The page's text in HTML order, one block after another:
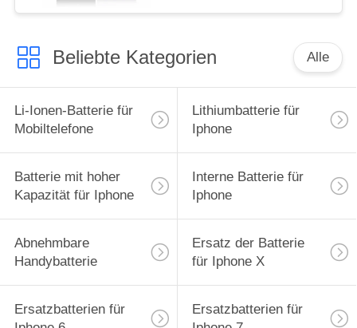
Beliebte Kategorien Alle
Li-Ionen-Batterie für
Mobiltelefone
Lithiumbatterie für
Iphone
Batterie mit hoher
Kapazität für Iphone
Interne Batterie für
Iphone
Abnehmbare
Handybatterie
Ersatz der Batterie
für Iphone X
Ersatzbatterien für
Ersatzbatterien für